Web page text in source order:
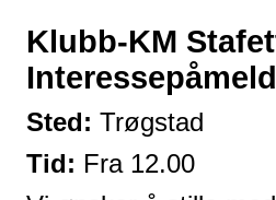
Klubb-KM
Sted: Trøgstad
Tid: Fra 12.00